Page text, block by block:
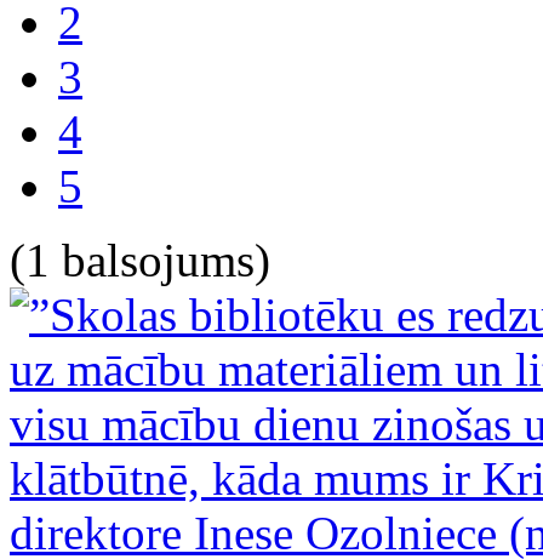
2
3
4
5
(1 balsojums)